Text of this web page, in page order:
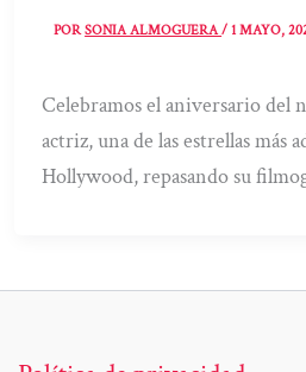
PORSONIA ALMOGUERA/1 MAYO,
Celebramos el aniversario del
actriz, una de las estrellas más
Hollywood, repasando su